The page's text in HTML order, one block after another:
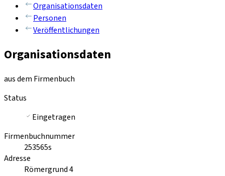
Organisationsdaten
Personen
Veröffentlichungen
Organisationsdaten
aus dem Firmenbuch
Status
Eingetragen
Firmenbuchnummer
253565s
Adresse
Römergrund 4